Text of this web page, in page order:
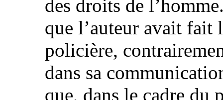
des droits de
que l’auteur avait fait
policière,
dans sa
que, dans le cadre du